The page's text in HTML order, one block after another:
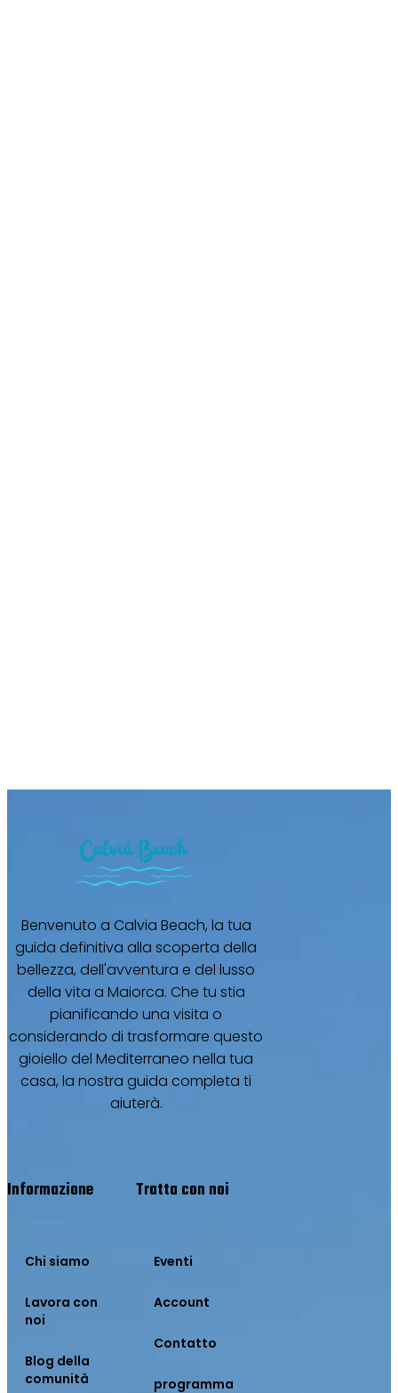
Benvenuto a Calvia Beach, la tua
guida definitiva alla scoperta della
bellezza, dell'avventura e del lusso
della vita a Maiorca. Che tu stia
pianificando una visita o
considerando di trasformare questo
gioiello del Mediterraneo nella tua
casa, la nostra guida completa ti
aiuterà.
Informazione
Chi siamo
Lavora con
noi
Blog della
comunità
Tratta con noi
Eventi
Account
Contatto
programma